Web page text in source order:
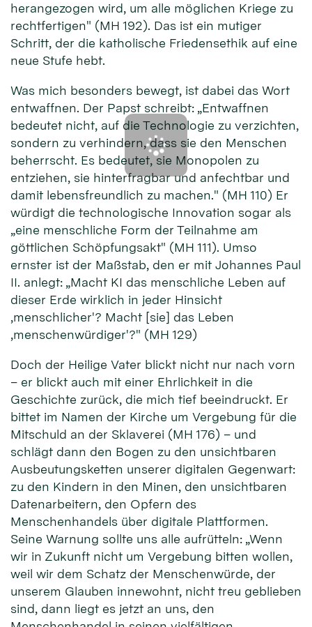
herangezogen wird, um alle möglichen Kriege zu
rechtfertigen" (MH 192). Das ist ein mutiger
Schritt, der die katholische Friedensethik auf eine
neue Stufe hebt.
Was mich besonders bewegt, ist dabei das Wort
entwaffnen. Der Papst schreibt: „Entwaffnen
bedeutet nicht, auf die Technologie zu verzichten,
sondern zu verhindern, dass sie den Menschen
beherrscht. Es bedeutet, sie Monopolen zu
entziehen, sie hinterfragbar und anfechtbar und
damit lebensfreundlich zu machen." (MH 110) Er
würdigt die technologische Innovation sogar als
„eine menschliche Form der Teilnahme am
göttlichen Schöpfungsakt" (MH 111). Umso
ernster ist der Maßstab, den er mit Johannes Paul
II. anlegt: „Macht KI das menschliche Leben auf
dieser Erde wirklich in jeder Hinsicht
‚menschlicher'? Macht [sie] das Leben
‚menschenwürdiger'?" (MH 129)
Doch der Heilige Vater blickt nicht nur nach vorn
– er blickt auch mit einer Ehrlichkeit in die
Geschichte zurück, die mich tief beeindruckt. Er
bittet im Namen der Kirche um Vergebung für die
Mitschuld an der Sklaverei (MH 176) – und
schlägt dann den Bogen zu den unsichtbaren
Ausbeutungsketten unserer digitalen Gegenwart:
zu den Kindern in den Minen, den unsichtbaren
Datenarbeitern, den Opfern des
Menschenhandels über digitale Plattformen.
Seine Warnung sollte uns alle aufrütteln: „Wenn
wir in Zukunft nicht um Vergebung bitten wollen,
weil wir dem Schatz der Menschenwürde, der
unserem Glauben innewohnt, nicht treu geblieben
sind, dann liegt es jetzt an uns, den